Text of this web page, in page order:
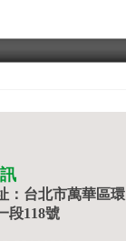
：台北市萬華區環
段118號